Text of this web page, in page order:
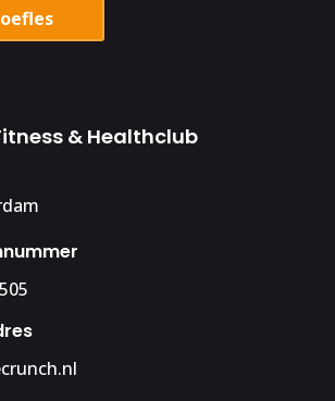
& Healthclub